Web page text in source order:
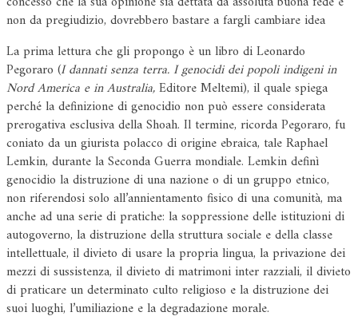
non da pregiudizio, dovrebbero bastare a fargli cambiare idea
La prima lettura che gli propongo è un libro di Leonardo
Pegoraro (I dannati senza terra. I genocidi dei popoli indigeni in
Nord America e in Australia,Editore Meltemi), il quale spiega
perché la definizione di genocidio non può essere considerata
prerogativa esclusiva della Shoah. Il termine, ricorda Pegoraro, fu
coniato da un giurista polacco di origine ebraica, tale Raphael
Lemkin, durante la Seconda Guerra mondiale. Lemkin definì
genocidio la distruzione di una nazione o di un gruppo etnico,
non riferendosi solo all’annientamento fisico di una comunità, ma
anche ad una serie di pratiche: la soppressione delle istituzioni di
autogoverno, la distruzione della struttura sociale e della classe
intellettuale, il divieto di usare la propria lingua, la privazione dei
mezzi di sussistenza, il divieto di matrimoni inter razziali, il divieto
di praticare un determinato culto religioso e la distruzione dei
suoi luoghi, l’umiliazione e la degradazione morale.